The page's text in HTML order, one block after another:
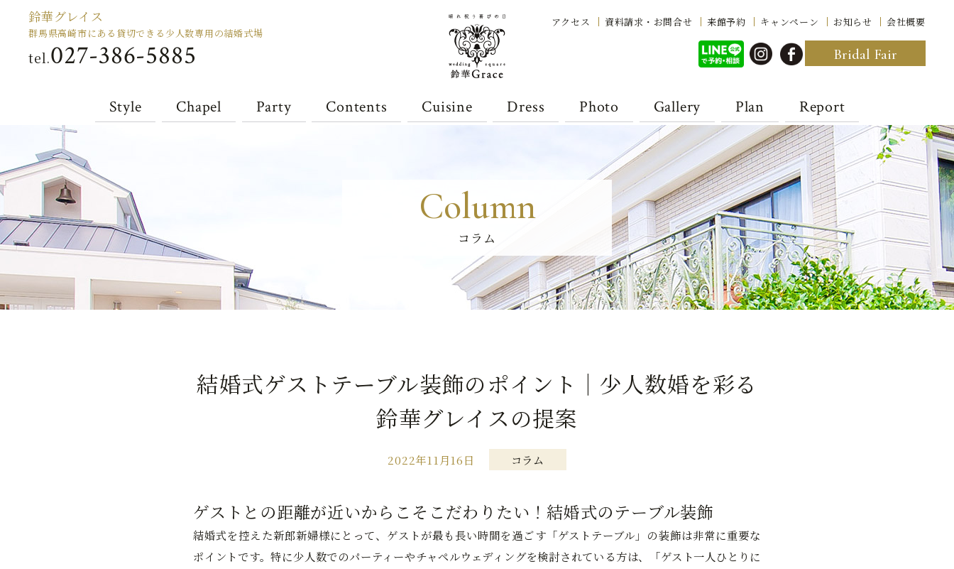
鈴華グレイス
群馬県高崎市にある貸切できる少人数専用の結婚式場
tel.027-386-5885
アクセス 資料請求・お問合せ 来館予約 キャンペーン お知らせ 会社概要
Bridal Fair
Style Chapel Party Contents Cuisine Dress Photo Gallery Plan Report
Column
コラム
結婚式ゲストテーブル装飾のポイント｜少人数婚を彩る
鈴華グレイスの提案
2022年11月16日 コラム
ゲストとの距離が近いからこそこだわりたい！結婚式のテーブル装飾
結婚式を控えた新郎新婦様にとって、ゲストが最も長い時間を過ごす「ゲストテーブル」の装飾は非常に重要な
ポイントです。特に少人数でのパーティーやチャペルウェディングを検討されている方は、「ゲスト一人ひとりに